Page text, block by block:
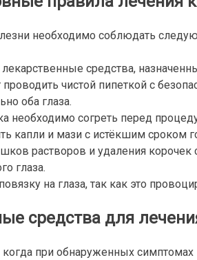
необходимо соблюдать
средства,
чистой пипеткой с
оба глаза.
необходимо согреть перед
капли и мази с истёкшим сроком
растворов и удаления корочек
глаза.
на глаза, так как это
средства для
когда при обнаруженных